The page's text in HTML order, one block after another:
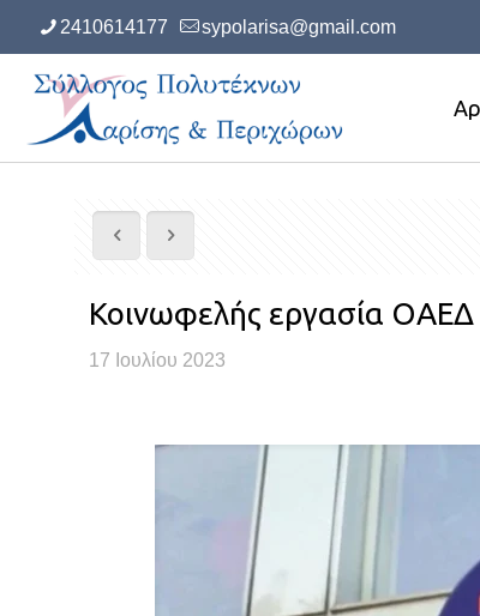
2410614177 sypolarisa@gmail.com
Κοινωφελής εργασία
17 Ιουλίου 2023